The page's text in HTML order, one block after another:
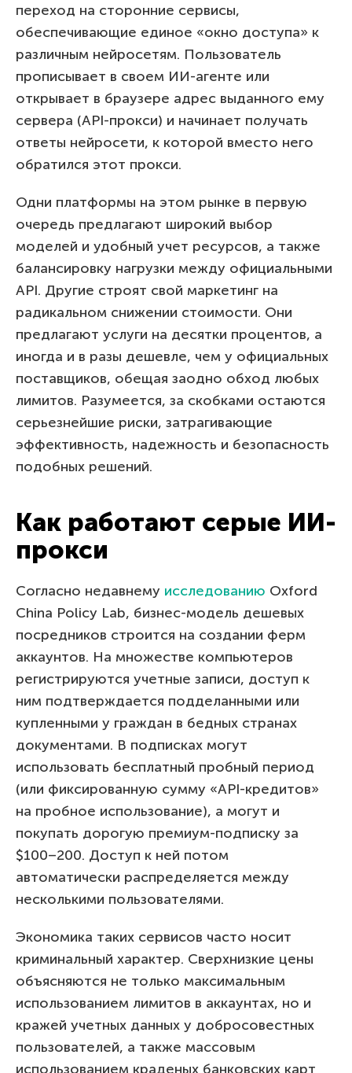
переход на сторонние сервисы,
обеспечивающие единое «окно доступа» к
различным нейросетям. Пользователь
прописывает в своем ИИ-агенте или
открывает в браузере адрес выданного ему
сервера (API-прокси) и начинает получать
ответы нейросети, к которой вместо него
обратился этот прокси.
Одни платформы на этом рынке в первую
очередь предлагают широкий выбор
моделей и удобный учет ресурсов, а также
балансировку нагрузки между официальными
API. Другие строят свой маркетинг на
радикальном снижении стоимости. Они
предлагают услуги на десятки процентов, а
иногда и в разы дешевле, чем у официальных
поставщиков, обещая заодно обход любых
лимитов. Разумеется, за скобками остаются
серьезнейшие риски, затрагивающие
эффективность, надежность и безопасность
подобных решений.
Как работают серые ИИ-
прокси
Согласно недавнему исследованию Oxford
China Policy Lab, бизнес-модель дешевых
посредников строится на создании ферм
аккаунтов. На множестве компьютеров
регистрируются учетные записи, доступ к
ним подтверждается подделанными или
купленными у граждан в бедных странах
документами. В подписках могут
использовать бесплатный пробный период
(или фиксированную сумму «API-кредитов»
на пробное использование), а могут и
покупать дорогую премиум-подписку за
$100–200. Доступ к ней потом
автоматически распределяется между
несколькими пользователями.
Экономика таких сервисов часто носит
криминальный характер. Сверхнизкие цены
объясняются не только максимальным
использованием лимитов в аккаунтах, но и
кражей учетных данных у добросовестных
пользователей, а также массовым
использованием краденых банковских карт